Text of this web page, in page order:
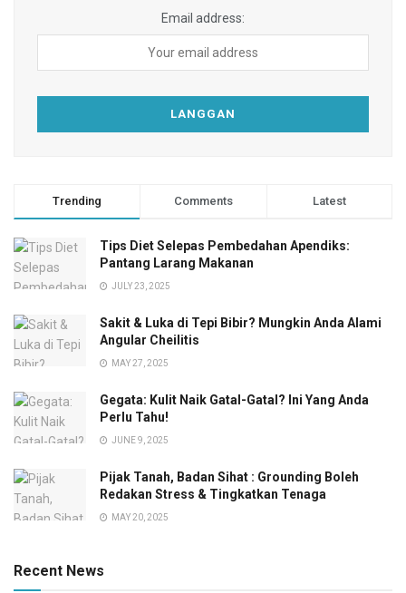
Email address:
Trending Comments Latest
Tips Diet Selepas Pembedahan Apendiks:
Pantang Larang Makanan
JULY 23, 2025
Sakit & Luka di Tepi Bibir? Mungkin Anda Alami
Angular Cheilitis
MAY 27, 2025
Gegata: Kulit Naik Gatal-Gatal? Ini Yang Anda
Perlu Tahu!
JUNE 9, 2025
Pijak Tanah, Badan Sihat : Grounding Boleh
Redakan Stress & Tingkatkan Tenaga
MAY 20, 2025
Recent News